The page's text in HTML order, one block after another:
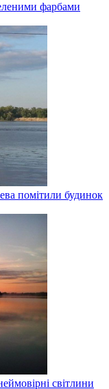
фарбами
помітили будинок
світлини